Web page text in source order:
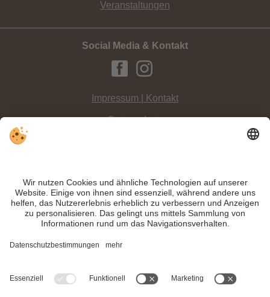
Veranstaltungen
Social Media & Kontakt
Impressum | Kontakt
Datenschutz
INFO:Ob Sommer oder Winter – genießen Sie unvergessliche Tage in Ihrem
Hotel in Prags. Natur, Erholung & Abenteuer erwarten Siein der Nähe vom
Trotz genauer Arbeit und ständigem Aktualisieren der Inhalte, können Fehler